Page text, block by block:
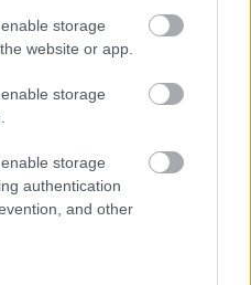
storage
website or app.
storage
storage
authentication
and other